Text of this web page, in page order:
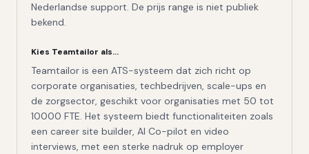
Nederlandse support. De prijs range is niet publiek
bekend.
Kies Teamtailor als…
Teamtailor is een ATS-systeem dat zich richt op
corporate organisaties, techbedrijven, scale-ups en
de zorgsector, geschikt voor organisaties met 50 tot
10000 FTE. Het systeem biedt functionaliteiten zoals
een career site builder, AI Co-pilot en video
interviews, met een sterke nadruk op employer